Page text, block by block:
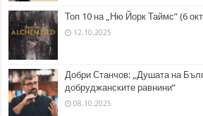
Топ 10 на „Ню Йорк Таймс” (6
12.10.2025
Добри Станчов: „Душата на
добруджанските равнини“
08.10.2025